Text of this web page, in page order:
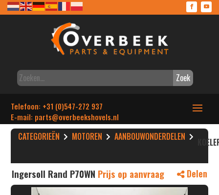
Zoek
Telefoon: +31 (0)547-272 937
E-mail: parts@overbeekshovels.nl
CATEGORIEËN MOTOREN AANBOUWONDERDELEN
Ingersoll Rand P70WN Prijs op aanvraag Delen